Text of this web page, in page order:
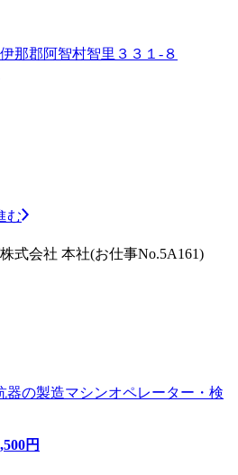
那郡阿智村智里３３１‐８
む
式会社 本社(お仕事No.5A161)
器の製造マシンオペレーター・検
円